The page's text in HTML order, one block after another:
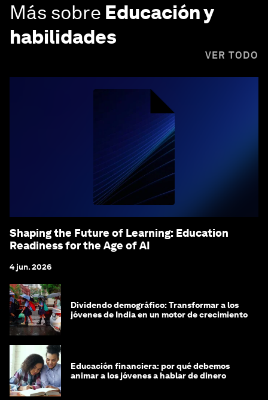
Más sobre Educación y
habilidades
VER TODO
Shaping the Future of Learning: Education
Readiness for the Age of AI
4 jun. 2026
Dividendo demográfico: Transformar a los
jóvenes de India en un motor de crecimiento
Educación financiera: por qué debemos
animar a los jóvenes a hablar de dinero